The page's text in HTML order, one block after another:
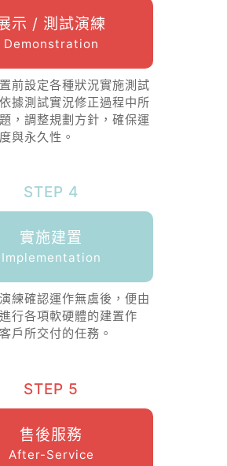
示 / 測試演練
Demonstration
前設定各種狀況實施測試
據測試實況修正過程中所
，調整規劃方針，確保運
與永久性。
STEP 4
實施建置
Implementation
練確認運作無虞後，便由
行各項軟硬體的建置作
戶所交付的任務。
STEP 5
售後服務
After-Service